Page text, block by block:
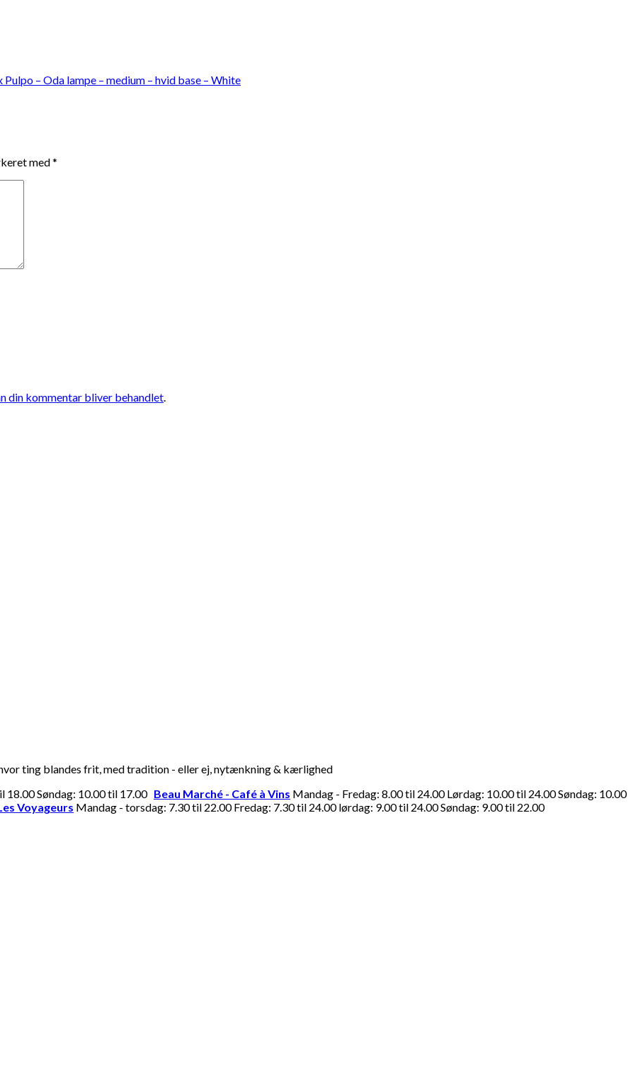
– Oda lampe – medium – hvid base – White
med*
din kommentar bliver behandlet.
ting blandes frit, med tradition - eller ej, nytænkning & kærlighed
18.00 Søndag: 10.00 til 17.00 Beau Marché - Café à Vins Mandag - Fredag: 8.00 til 24.00 Lørdag: 10.00 til 24.00 Søndag: 10.00
Voyageurs Mandag - torsdag: 7.30 til 22.00 Fredag: 7.30 til 24.00 lørdag: 9.00 til 24.00 Søndag: 9.00 til 22.00